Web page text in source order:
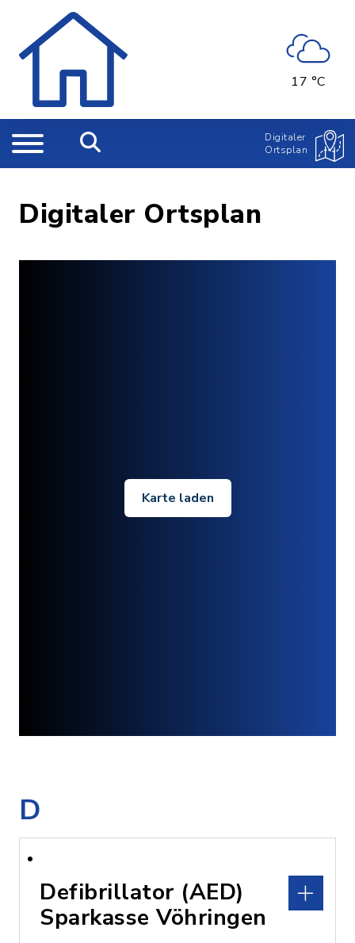
17 °C
Digitaler
Ortsplan
Digitaler Ortsplan
Karte laden
D
Defibrillator (AED)
Sparkasse Vöhringen